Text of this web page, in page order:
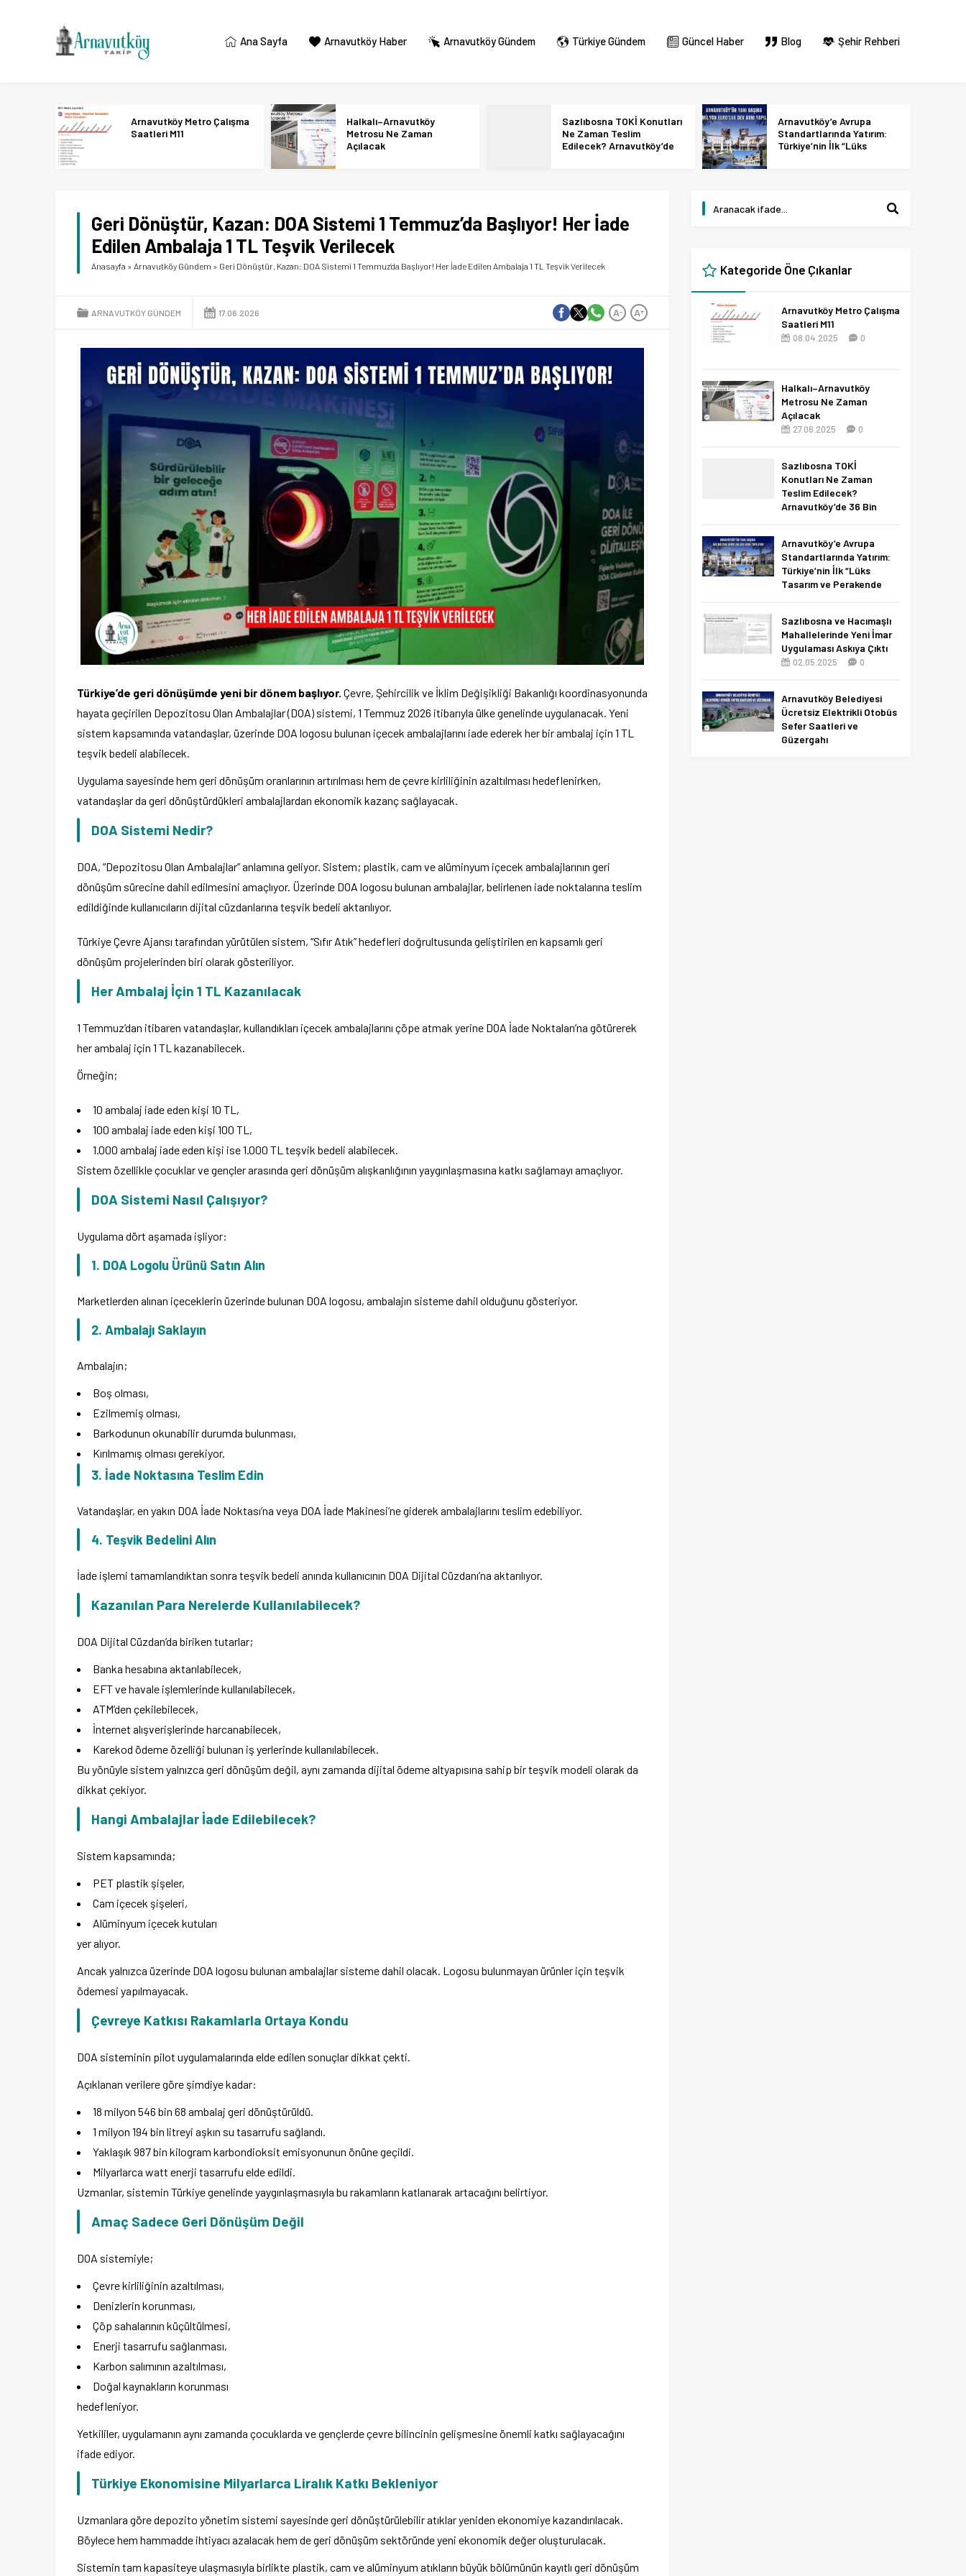
Ana Sayfa Arnavutköy Haber Arnavutköy Gündem Türkiye Gündem Güncel Haber Blog Şehir Rehberi
Arnavutköy Metro Çalışma
Saatleri M11
Halkalı–Arnavutköy
Metrosu Ne Zaman
Açılacak
Sazlıbosna TOKİ Konutları
Ne Zaman Teslim
Edilecek? Arnavutköy’de
Arnavutköy’e Avrupa
Standartlarında Yatırım:
Türkiye’nin İlk “Lüks
Geri Dönüştür, Kazan: DOA Sistemi 1 Temmuz’da Başlıyor! Her İade
Edilen Ambalaja 1 TL Teşvik Verilecek
Anasayfa » Arnavutköy Gündem » Geri Dönüştür, Kazan: DOA Sistemi 1 Temmuz’da Başlıyor! Her İade Edilen Ambalaja 1 TL Teşvik Verilecek
ARNAVUTKÖY GÜNDEM 17.06.2026 A+
A-
Türkiye’de geri dönüşümde yeni bir dönem başlıyor. Çevre, Şehircilik ve İklim Değişikliği Bakanlığı koordinasyonunda
hayata geçirilen Depozitosu Olan Ambalajlar (DOA) sistemi, 1 Temmuz 2026 itibarıyla ülke genelinde uygulanacak. Yeni
sistem kapsamında vatandaşlar, üzerinde DOA logosu bulunan içecek ambalajlarını iade ederek her bir ambalaj için 1 TL
teşvik bedeli alabilecek.
Uygulama sayesinde hem geri dönüşüm oranlarının artırılması hem de çevre kirliliğinin azaltılması hedeflenirken,
vatandaşlar da geri dönüştürdükleri ambalajlardan ekonomik kazanç sağlayacak.
DOA Sistemi Nedir?
DOA, “Depozitosu Olan Ambalajlar” anlamına geliyor. Sistem; plastik, cam ve alüminyum içecek ambalajlarının geri
dönüşüm sürecine dahil edilmesini amaçlıyor. Üzerinde DOA logosu bulunan ambalajlar, belirlenen iade noktalarına teslim
edildiğinde kullanıcıların dijital cüzdanlarına teşvik bedeli aktarılıyor.
Türkiye Çevre Ajansı tarafından yürütülen sistem, “Sıfır Atık” hedefleri doğrultusunda geliştirilen en kapsamlı geri
dönüşüm projelerinden biri olarak gösteriliyor.
Her Ambalaj İçin 1 TL Kazanılacak
1 Temmuz’dan itibaren vatandaşlar, kullandıkları içecek ambalajlarını çöpe atmak yerine DOA İade Noktaları’na götürerek
her ambalaj için 1 TL kazanabilecek.
Örneğin;
10 ambalaj iade eden kişi 10 TL,
100 ambalaj iade eden kişi 100 TL,
1.000 ambalaj iade eden kişi ise 1.000 TL teşvik bedeli alabilecek.
Sistem özellikle çocuklar ve gençler arasında geri dönüşüm alışkanlığının yaygınlaşmasına katkı sağlamayı amaçlıyor.
DOA Sistemi Nasıl Çalışıyor?
Uygulama dört aşamada işliyor:
1. DOA Logolu Ürünü Satın Alın
Marketlerden alınan içeceklerin üzerinde bulunan DOA logosu, ambalajın sisteme dahil olduğunu gösteriyor.
2. Ambalajı Saklayın
Ambalajın;
Boş olması,
Ezilmemiş olması,
Barkodunun okunabilir durumda bulunması,
Kırılmamış olması gerekiyor.
3. İade Noktasına Teslim Edin
Vatandaşlar, en yakın DOA İade Noktası’na veya DOA İade Makinesi’ne giderek ambalajlarını teslim edebiliyor.
4. Teşvik Bedelini Alın
İade işlemi tamamlandıktan sonra teşvik bedeli anında kullanıcının DOA Dijital Cüzdanı’na aktarılıyor.
Kazanılan Para Nerelerde Kullanılabilecek?
DOA Dijital Cüzdan’da biriken tutarlar;
Banka hesabına aktarılabilecek,
EFT ve havale işlemlerinde kullanılabilecek,
ATM’den çekilebilecek,
İnternet alışverişlerinde harcanabilecek,
Karekod ödeme özelliği bulunan iş yerlerinde kullanılabilecek.
Bu yönüyle sistem yalnızca geri dönüşüm değil, aynı zamanda dijital ödeme altyapısına sahip bir teşvik modeli olarak da
dikkat çekiyor.
Hangi Ambalajlar İade Edilebilecek?
Sistem kapsamında;
PET plastik şişeler,
Cam içecek şişeleri,
Alüminyum içecek kutuları
yer alıyor.
Ancak yalnızca üzerinde DOA logosu bulunan ambalajlar sisteme dahil olacak. Logosu bulunmayan ürünler için teşvik
ödemesi yapılmayacak.
Çevreye Katkısı Rakamlarla Ortaya Kondu
DOA sisteminin pilot uygulamalarında elde edilen sonuçlar dikkat çekti.
Açıklanan verilere göre şimdiye kadar:
18 milyon 546 bin 68 ambalaj geri dönüştürüldü.
1 milyon 194 bin litreyi aşkın su tasarrufu sağlandı.
Yaklaşık 987 bin kilogram karbondioksit emisyonunun önüne geçildi.
Milyarlarca watt enerji tasarrufu elde edildi.
Uzmanlar, sistemin Türkiye genelinde yaygınlaşmasıyla bu rakamların katlanarak artacağını belirtiyor.
Amaç Sadece Geri Dönüşüm Değil
DOA sistemiyle;
Çevre kirliliğinin azaltılması,
Denizlerin korunması,
Çöp sahalarının küçültülmesi,
Enerji tasarrufu sağlanması,
Karbon salımının azaltılması,
Doğal kaynakların korunması
hedefleniyor.
Yetkililer, uygulamanın aynı zamanda çocuklarda ve gençlerde çevre bilincinin gelişmesine önemli katkı sağlayacağını
ifade ediyor.
Türkiye Ekonomisine Milyarlarca Liralık Katkı Bekleniyor
Uzmanlara göre depozito yönetim sistemi sayesinde geri dönüştürülebilir atıklar yeniden ekonomiye kazandırılacak.
Böylece hem hammadde ihtiyacı azalacak hem de geri dönüşüm sektöründe yeni ekonomik değer oluşturulacak.
Sistemin tam kapasiteye ulaşmasıyla birlikte plastik, cam ve alüminyum atıkların büyük bölümünün kayıtlı geri dönüşüm
Kategoride Öne Çıkanlar
Arnavutköy Metro Çalışma
Saatleri M11
08.04.2025 0
Halkalı–Arnavutköy
Metrosu Ne Zaman
Açılacak
27.06.2025 0
Sazlıbosna TOKİ
Konutları Ne Zaman
Teslim Edilecek?
Arnavutköy’de 36 Bin
11.04.2026 0
Arnavutköy’e Avrupa
Standartlarında Yatırım:
Türkiye’nin İlk “Lüks
Tasarım ve Perakende
Sazlıbosna ve Hacımaşlı
Mahallelerinde Yeni İmar
Uygulaması Askıya Çıktı
02.05.2025 0
Arnavutköy Belediyesi
Ücretsiz Elektrikli Otobüs
Sefer Saatleri ve
Güzergahı